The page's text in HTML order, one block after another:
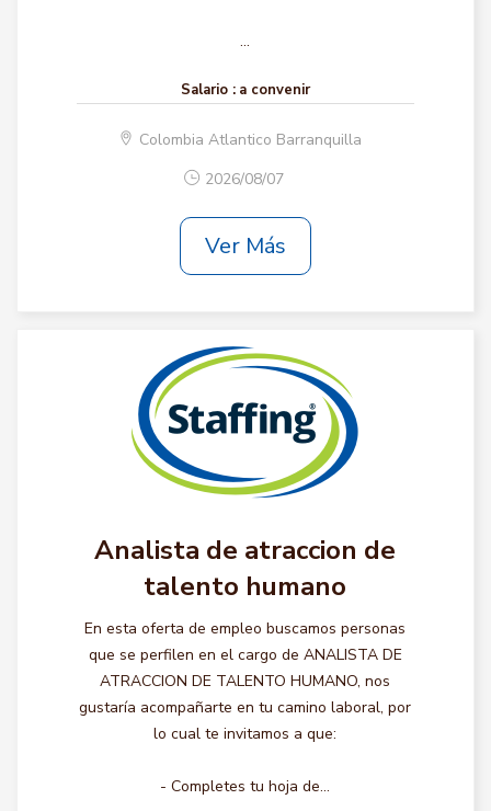
...
Salario : a convenir
Colombia Atlantico Barranquilla
2026/08/07
Ver Más
Analista de atraccion de
talento humano
En esta oferta de empleo buscamos personas
que se perfilen en el cargo de ANALISTA DE
ATRACCION DE TALENTO HUMANO, nos
gustaría acompañarte en tu camino laboral, por
lo cual te invitamos a que:
- Completes tu hoja de...